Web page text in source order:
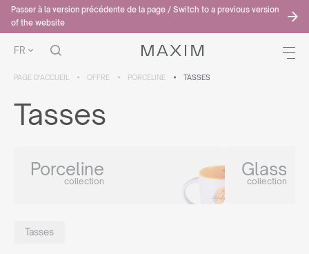
Passer à la version précédente de la page / Switch to a previous version
of the website
FR
PAGE D'ACCUEIL OFFRE PORCELINE TASSES
Tasses
Porceline
collection
Glass
collection
Tasses